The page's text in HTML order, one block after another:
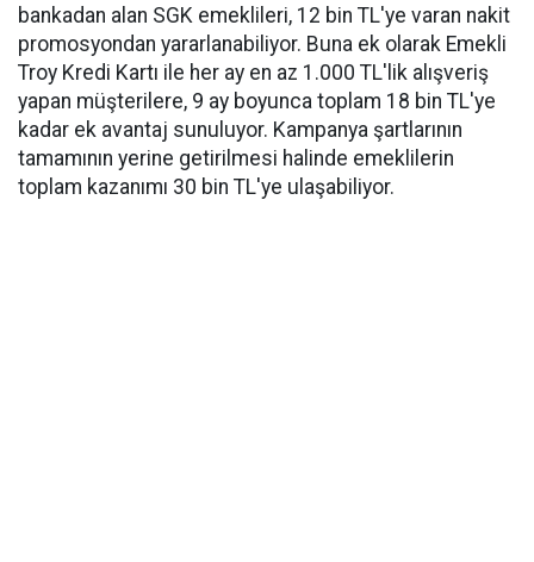
bankadan alan SGK emeklileri, 12 bin TL'ye varan nakit
promosyondan yararlanabiliyor. Buna ek olarak Emekli
Troy Kredi Kartı ile her ay en az 1.000 TL'lik alışveriş
yapan müşterilere, 9 ay boyunca toplam 18 bin TL'ye
kadar ek avantaj sunuluyor. Kampanya şartlarının
tamamının yerine getirilmesi halinde emeklilerin
toplam kazanımı 30 bin TL'ye ulaşabiliyor.